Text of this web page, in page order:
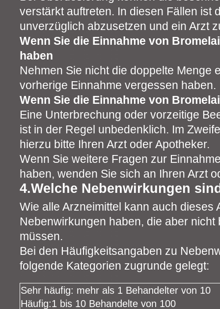
verstärkt auftreten. In diesen Fällen ist
unverzüglich abzusetzen und ein Arzt
Wenn Sie die Einnahme von
haben
Nehmen Sie nicht die doppelte Menge
vorherige Einnahme vergessen haben.
Wenn Sie die Einnahme von
Eine Unterbrechung oder vorzeitige
ist in der Regel unbedenklich. Im
hierzu bitte Ihren Arzt oder Apotheker.
Wenn Sie weitere Fragen zur
haben, wenden Sie sich an Ihren Arzt
4.Welche Nebenwirkungen
Wie alle Arzneimittel kann auch dieses
Nebenwirkungen haben, die aber nicht
müssen.
Bei den Häufigkeitsangaben zu
folgende Kategorien zugrunde gelegt:
Sehr häufig: mehr als 1 Behandelter von 10
Häufig:1 bis 10 Behandelte von 100